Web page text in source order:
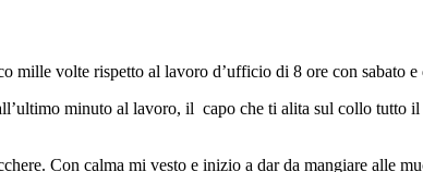
mille volte rispetto al lavoro d’ufficio di 8 ore con sabato
minuto al lavoro, il capo che ti alita sul collo tutto
Con calma mi vesto e inizio a dar da mangiare alle